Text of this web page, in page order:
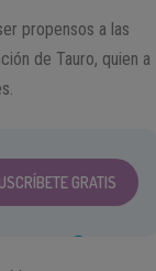
propensos a las
de Tauro, quien a
GRATIS